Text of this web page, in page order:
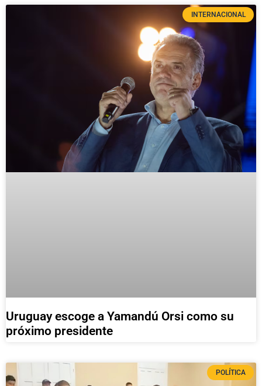
INTERNACIONAL
Uruguay escoge a Yamandú Orsi como su
próximo presidente
POLÍTICA